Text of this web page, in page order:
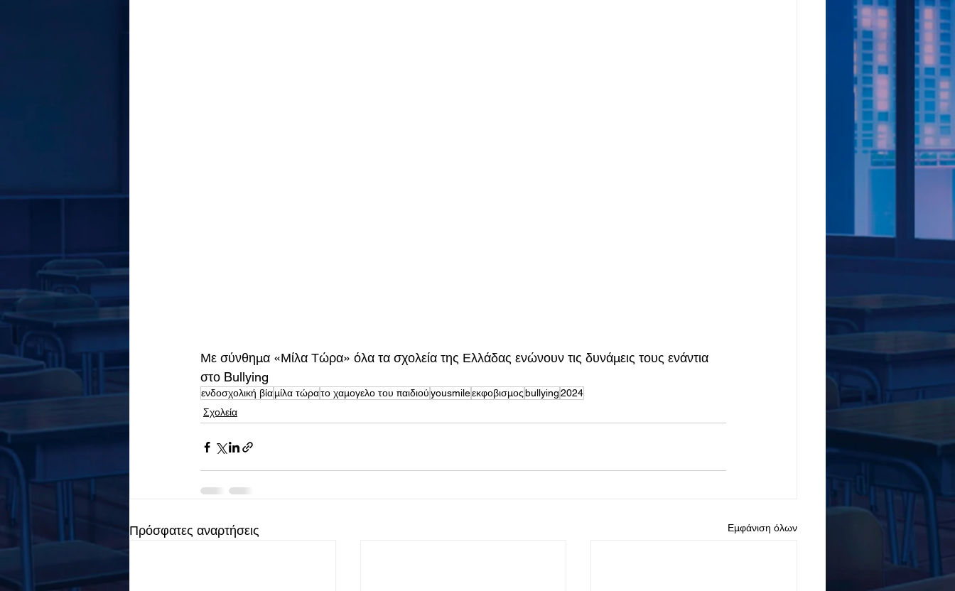
Με σύνθημα «Μίλα Τώρα» όλα τα σχολεία της Ελλάδας ενώνουν τις δυνάμεις τους ενάντια
στο Bullying
ενδοσχολική βίαμίλα τώρατο χαμογελο του παιδιούyousmileεκφοβισμοςbullying2024
Σχολεία
Πρόσφατες αναρτήσεις Εμφάνιση όλων